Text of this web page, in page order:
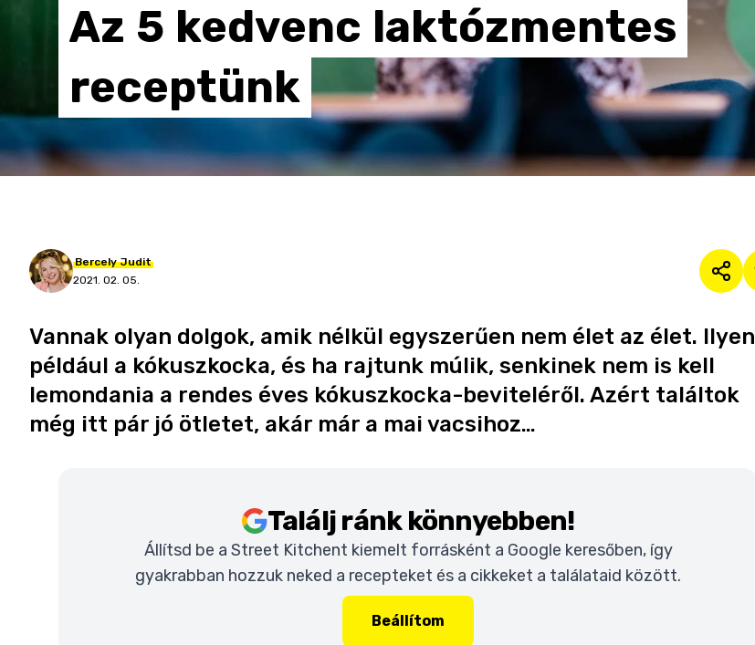
Az 5 kedvenc laktózmentes
receptünk
Bercely Judit
2021. 02. 05.
Vannak olyan dolgok, amik nélkül egyszerűen nem élet az élet. Ilyen
például a kókuszkocka, és ha rajtunk múlik, senkinek nem is kell
lemondania a rendes éves kókuszkocka-beviteléről. Azért találtok
még itt pár jó ötletet, akár már a mai vacsihoz…
Találj ránk könnyebben!
Állítsd be a Street Kitchent kiemelt forrásként a Google keresőben, így
gyakrabban hozzuk neked a recepteket és a cikkeket a találataid között.
Beállítom